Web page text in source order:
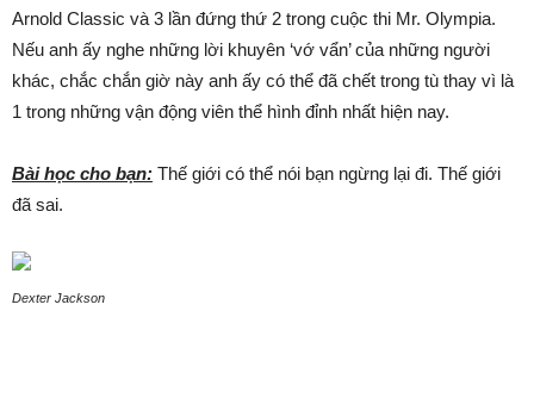
Arnold Classic và 3 lần đứng thứ 2 trong cuộc thi Mr. Olympia.
Nếu anh ấy nghe những lời khuyên ‘vớ vẩn’ của những người
khác, chắc chắn giờ này anh ấy có thể đã chết trong tù thay vì là
1 trong những vận động viên thể hình đỉnh nhất hiện nay.
Bài học cho bạn: Thế giới có thể nói bạn ngừng lại đi. Thế giới
đã sai.
Dexter Jackson